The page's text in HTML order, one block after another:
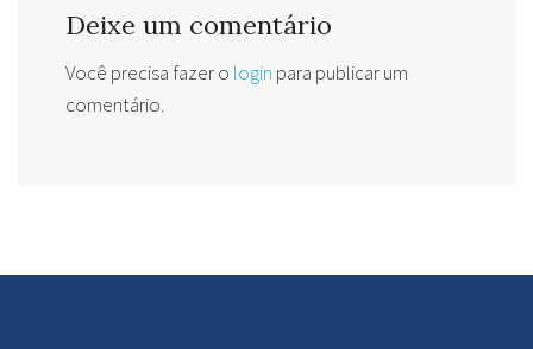
Deixe um comentário
Você precisa fazer o login para publicar um
comentário.